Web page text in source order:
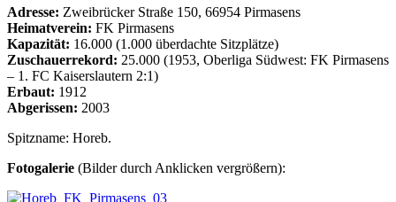
Adresse: Zweibrücker Straße 150, 66954 Pirmasens
Heimatverein: FK Pirmasens
Kapazität: 16.000 (1.000 überdachte Sitzplätze)
Zuschauerrekord: 25.000 (1953, Oberliga Südwest: FK Pirmasens
– 1. FC Kaiserslautern 2:1)
Erbaut: 1912
Abgerissen: 2003
Spitzname: Horeb.
Fotogalerie (Bilder durch Anklicken vergrößern):